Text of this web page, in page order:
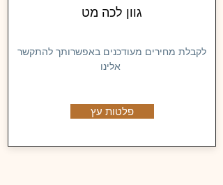
גוון לכה מט
לקבלת מחירים מעודכנים באפשרותך להתקשר
אלינו
פלטות עץ